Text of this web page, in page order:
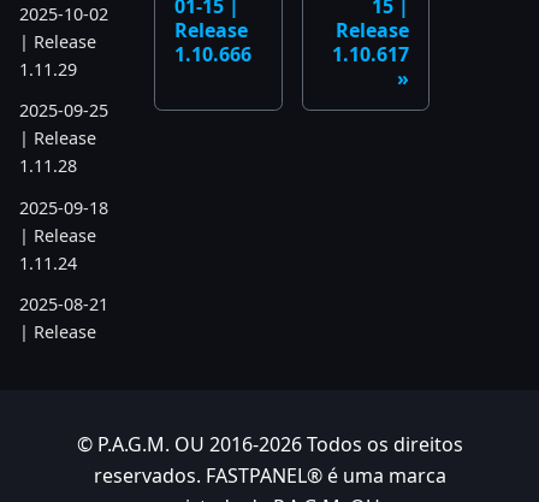
2025-10-02
| Release
1.11.29
2025-09-25
| Release
1.11.28
2025-09-18
| Release
1.11.24
2025-08-21
| Release
01-15 |
Release
1.10.666
15 |
Release
1.10.617
© P.A.G.M. OU 2016-2026 Todos os direitos
reservados. FASTPANEL® é uma marca